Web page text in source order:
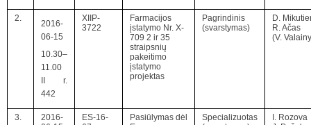
2.
2016-
06-15
10.30–
11.00
II r.
442
XIIP-
3722
Farmacijos
įstatymo Nr. X-
709 2 ir 35
straipsnių
pakeitimo
įstatymo
projektas
Pagrindinis
(svarstymas)
D.
R. Ačas
(V.
3.
2016-
ES-16-
Pasiūlymas dėl
Specializuotas
I. Rozova